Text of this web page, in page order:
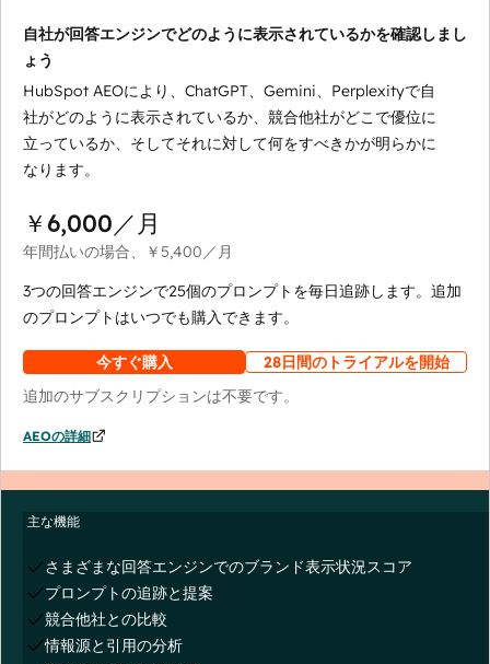
自社が回答エンジンでどのように表示されているかを確認しまし
ょう
HubSpot AEOにより、ChatGPT、Gemini、Perplexityで自
社がどのように表示されているか、競合他社がどこで優位に
立っているか、そしてそれに対して何をすべきかが明らかに
なります。
￥6,000／月
年間払いの場合、 ￥5,400／月
3つの回答エンジンで25個のプロンプトを毎日追跡します。追加
のプロンプトはいつでも購入できます。
今すぐ購入
28日間のトライアルを開始
追加のサブスクリプションは不要です。
AEOの詳細
主な機能
さまざまな回答エンジンでのブランド表示状況スコア
プロンプトの追跡と提案
競合他社との比較
情報源と引用の分析